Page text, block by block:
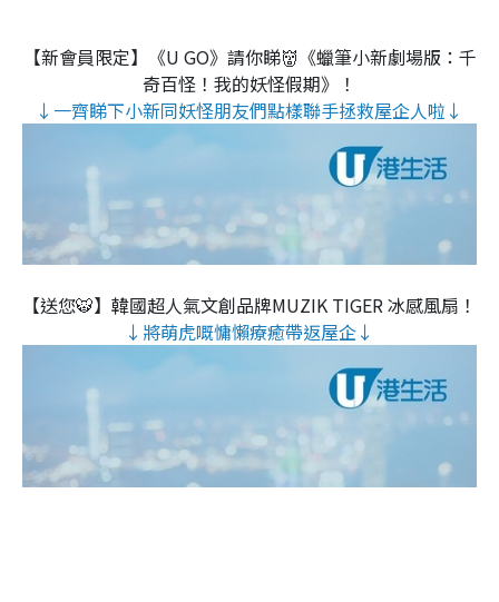
【新會員限定】《U GO》請你睇👹《蠟筆小新劇場版：千
奇百怪！我的妖怪假期》！
↓一齊睇下小新同妖怪朋友們點樣聯手拯救屋企人啦↓
【送您🐯】韓國超人氣文創品牌MUZIK TIGER 冰感風扇！
↓將萌虎嘅慵懶療癒帶返屋企↓